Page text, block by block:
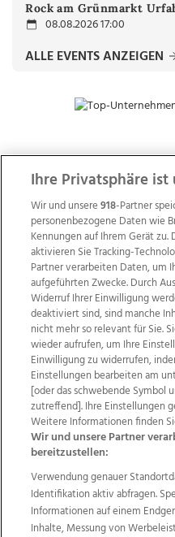
Rock am Grünmarkt
08.08.2026 17:00
ALLE EVENTS ANZEIGEN
ZUR
Wir über uns
Datenschutz
AGB Website
Weitere Angebote
TV1 di-mog-i.at
Life Radio
Ihre Privatsphäre
Wir und unsere918-Partner
personenbezogene Daten wie
Kennungen auf Ihrem Gerät
aktivieren Sie Tracking-
Partner verarbeiten Daten, um
aufgeführten Zwecke. Durch
Widerruf Ihrer Einwilligung
deaktiviert sind, sind manche
nicht mehr so relevant für Sie.
wieder aufrufen, um Ihre
Einwilligung zu widerrufen,
Einstellungen bearbeiten am
[oder das schwebende Symbol
zutreffend]. Ihre Einstellungen
Weitere Informationen finden
Wir und unsere Partner
bereitzustellen:
Verwendung genauer
Identifikation aktiv abfragen.
Informationen auf einem
Inhalte, Messung von